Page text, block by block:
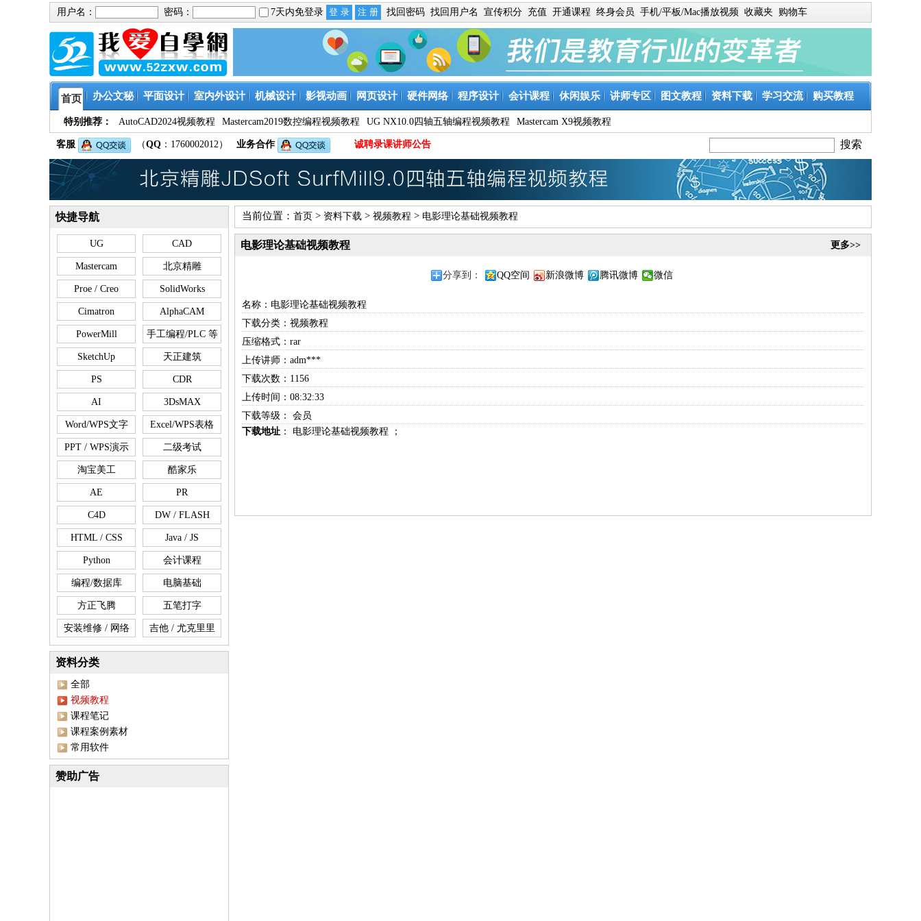
用户名： 密码： 7天内免登录 找回密码 找回用户名 宣传积分 充值 开通课程 终身会员 手机/平板/Mac播放视频 收藏夹 购物车
首页 办公文秘 平面设计 室内外设计 机械设计 影视动画 网页设计 硬件网络 程序设计 会计课程 休闲娱乐 讲师专区 图文教程 资料下载 学习交流 购买教程
特别推荐： AutoCAD2024视频教程 Mastercam2019数控编程视频教程 UG NX10.0四轴五轴编程视频教程 Mastercam X9视频教程
客服 （QQ ：1760002012） 业务合作 诚聘录课讲师公告
快捷导航
UG CAD
Mastercam 北京精雕
Proe / Creo SolidWorks
Cimatron AlphaCAM
PowerMill 手工编程/PLC 等
SketchUp 天正建筑
PS CDR
AI 3DsMAX
Word/WPS文字 Excel/WPS表格
PPT / WPS演示 二级考试
淘宝美工 酷家乐
AE PR
C4D DW / FLASH
HTML / CSS Java / JS
Python 会计课程
编程/数据库 电脑基础
方正飞腾 五笔打字
安装维修 / 网络 吉他 / 尤克里里
资料分类
全部
视频教程
课程笔记
课程案例素材
常用软件
赞助广告
当前位置： 首页 > 资料下载 > 视频教程 > 电影理论基础视频教程
电影理论基础视频教程 更多>>
分享到： QQ空间 新浪微博 腾讯微博 微信
名称：电影理论基础视频教程
下载分类：视频教程
压缩格式：rar
上传讲师：adm***
下载次数：1156
上传时间：08:32:33
下载等级： 会员
下载地址 ： 电影理论基础视频教程 ；